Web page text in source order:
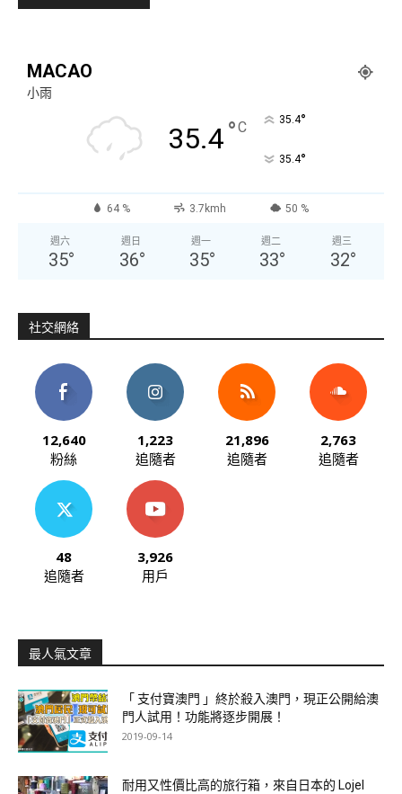
MACAO
小雨
35.4°C 35.4°
35.4°
64 % 3.7kmh 50 %
週六
35°
週日
36°
週一
35°
週二
33°
週三
32°
社交網絡
12,640
粉絲
1,223
追隨者
21,896
追隨者
2,763
追隨者
48
追隨者
3,926
用戶
最人氣文章
「 支付寶澳門 」終於殺入澳門，現正公開給澳
門人試用！功能將逐步開展！
2019-09-14
耐用又性價比高的旅行箱，來自日本的 Lojel